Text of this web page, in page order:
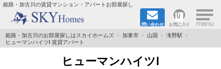
姫路・加古川の賃貸マンション・アパートお部屋探し
問い合わせ お気に入り ×
TOPページ
都市ガス·オール電化
姫路・加古川のお部屋探しはスカイホームズ 加東市 山国
滝野駅
ヒューマンハイツⅠ 賃貸アパート
ヒューマンハイツⅠ